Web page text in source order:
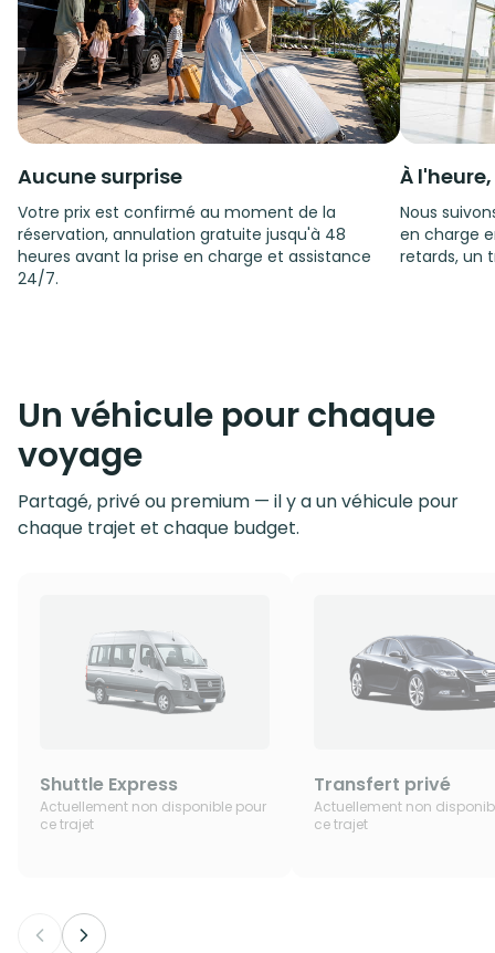
Aucune surprise
Votre prix est confirmé au moment de la
réservation, annulation gratuite jusqu'à 48
heures avant la prise en charge et assistance
24/7.
À
Nous
en charge
retards, un
Un véhicule pour chaque
voyage
Partagé, privé ou premium — il y a un véhicule pour
chaque trajet et chaque budget.
Shuttle Express
Actuellement non disponible pour
ce trajet
Transfert privé
Actuellement non
ce trajet